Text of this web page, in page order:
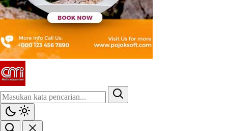
CMI News
Berani, Integritas dan Loyalitas